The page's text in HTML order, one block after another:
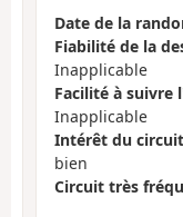
Date de la
Fiabilité de la
Inapplicable
Facilité à suivre
Inapplicable
Intérêt du
bien
Circuit très